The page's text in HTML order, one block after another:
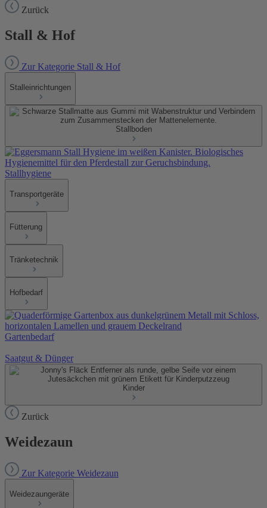
Zurück
Stall & Hof
Zur Kategorie Stall & Hof
Stalleinrichtungen
Stallboden
Stallhygiene
Transportgeräte
Fütterung
Tränketechnik
Hofbedarf
Gartenbedarf
Saatgut & Dünger
Kinder
Zurück
Weidezaun
Zur Kategorie Weidezaun
Weidezaungeräte